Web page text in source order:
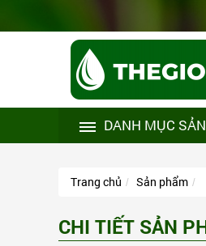
vấn sử dụng theo đúng nhu
DANH MỤC
Trang chủ Sản phẩm
CHI TIẾT SẢN